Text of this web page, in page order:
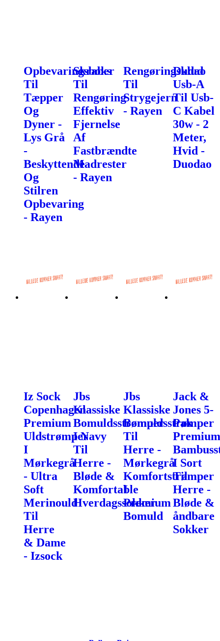
Opbevaringsboks
Til
Tæpper
Og
Dyner -
Lys Grå
-
Beskyttende
Og
Stilren
Opbevaring
- Rayen
Skraber
Til
Rengøring
Effektiv
Fjernelse
Af
Fastbrændte
Madrester
- Rayen
Rengøringsklud
Til
Strygejern
- Rayen
Dudao
Usb-A
Til Usb-
C Kabel
30w - 2
Meter,
Hvid -
Duodao
Iz Sock
Copenhagen
Premium
Uldstrømper
I
Mørkegrå
- Ultra
Soft
Merinould
Til
Herre
& Dame
- Izsock
Jbs
Klassiske
Bomuldsstrømper
I Navy
Til
Herre -
Bløde &
Komfortable
Hverdagssokker
Jbs
Klassiske
Bomuldsstrømper
Til
Herre -
Mørkegrå
Komfortstrømper
I
Premium
Bomuld
Jack &
Jones 5-
Pak
Premium
I Sort
Til
Herre -
Bløde &
åndbare
Sokker